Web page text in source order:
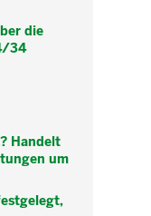
die
34
Handelt
um